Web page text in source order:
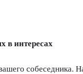
в интересах
собеседника.